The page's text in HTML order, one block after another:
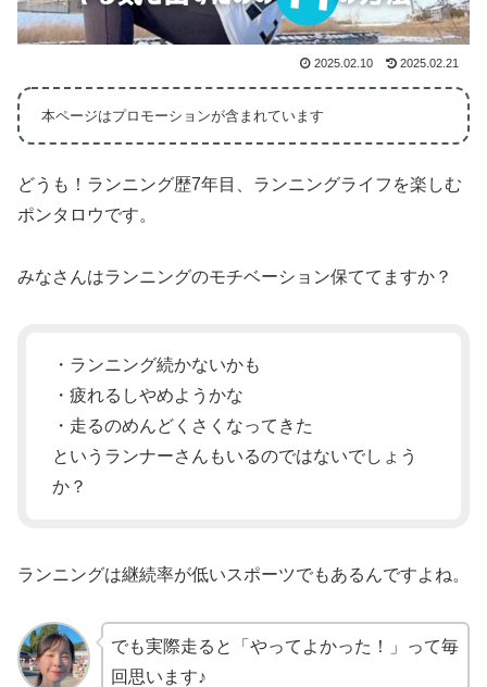
2025.02.10 2025.02.21
本ページはプロモーションが含まれています
どうも！ランニング歴7年目、ランニングライフを楽しむ
ポンタロウです。
みなさんはランニングのモチベーション保ててますか？
・ランニング続かないかも
・疲れるしやめようかな
・走るのめんどくさくなってきた
というランナーさんもいるのではないでしょう
か？
ランニングは継続率が低いスポーツでもあるんですよね。
でも実際走ると「やってよかった！」って毎
回思います♪